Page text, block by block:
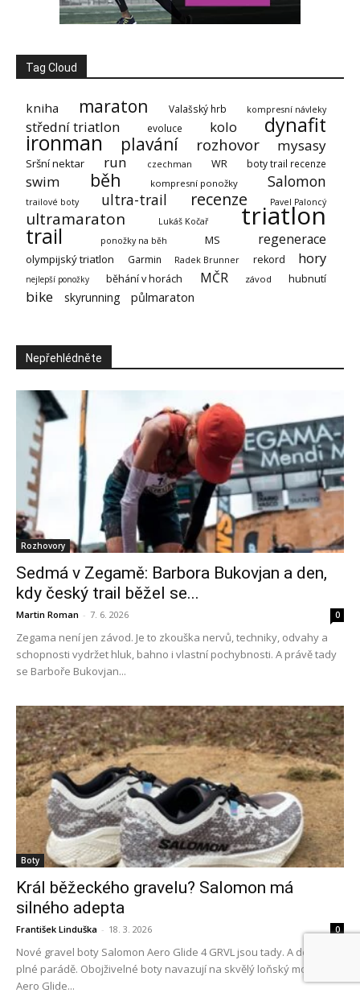
Tag Cloud
kniha maraton Valašský hrb kompresní návleky
střední triatlon evoluce kolo dynafit
ironman plavání rozhovor mysasy
Sršní nektar run czechman WR boty trail recenze
swim běh kompresní ponožky Salomon
trailové boty ultra-trail recenze Pavel Paloncý
ultramaraton Lukáš Kočař triatlon
trail ponožky na běh MS regenerace
olympijský triatlon Garmin Radek Brunner rekord hory
nejlepší ponožky běhání v horách MČR závod hubnutí
bike skyrunning půlmaraton
Nepřehlédněte
Rozhovory
Sedmá v Zegamě: Barbora Bukovjan a den,
kdy český trail běžel se...
Martin Roman - 7. 6. 2026 0
Zegama není jen závod. Je to zkouška nervů, techniky, odvahy a
schopnosti vydržet hluk, bahno i vlastní pochybnosti. A právě tady
se Barboře Bukovjan...
Boty
Král běžeckého gravelu? Salomon má
silného adepta
František Linduška - 18. 3. 2026 0
Nové gravel boty Salomon Aero Glide 4 GRVL jsou tady. A dorazily v
plné parádě. Obojživelné boty navazují na skvělý loňský model
Aero Glide...